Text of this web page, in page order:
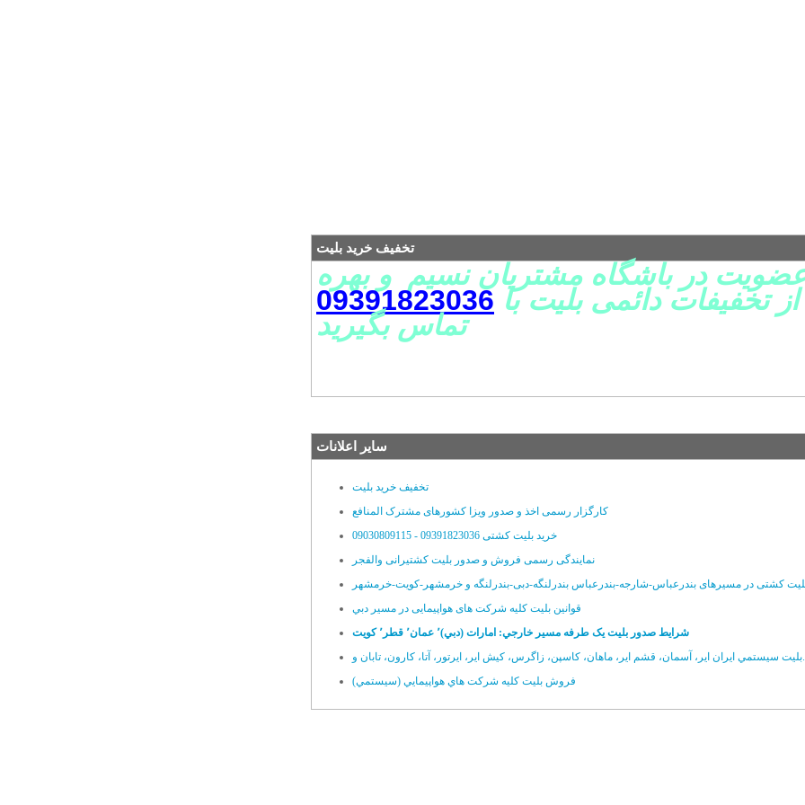
تخفیف خرید بلیت
در باشگاه مشتریان نسیم و بهره
تخفیفات دائمی بلیت با 09391823036
تماس بگیرید
سایر اعلانات
تخفیف خرید بلیت
کارگزار رسمی اخذ و صدور ویزا کشورهای مشترک المنافع
خرید بلیت کشتی 09391823036 - 09030809115
نمایندگی رسمی فروش و صدور بلیت کشتیرانی والفجر
کشتی در مسیرهای بندرعباس-شارجه-بندرعباس بندرلنگه-دبی-بندرلنگه و خرمشهر-کویت-خرمشهر
قوانين بلیت کلیه شرکت های هواپیمایی در مسير دبي
شرايط صدور بليت يک طرفه مسير خارجي: امارات (دبي)٬ عمان٬ قطر٬ کويت
کارون، تابان و...
فروش بليت کليه شرکت هاي هواپيمايي (سيستمي)